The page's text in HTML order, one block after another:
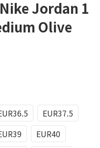
Jordan 1
Olive
EUR37.5
EUR40